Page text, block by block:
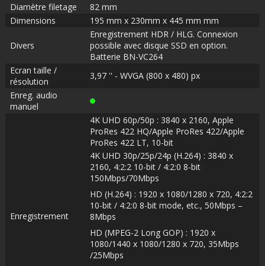
Diamètre filetage
82 mm
Dimensions
195 mm x 230mm x 445 mm mm
Divers
Enregistrement HDR / HLG. Connexion
possible avec disque SSD en option.
Batterie BN-VC264
Ecran taille /
résolution
3,97 '' - WVGA (800 x 480) px
Enreg. audio
manuel
Enregistrement
4K UHD 60p/50p : 3840 x 2160, Apple
ProRes 422 HQ/Apple ProRes 422/Apple
ProRes 422 LT, 10-bit
4K UHD 30p/25p/24p (H.264) : 3840 x
2160, 4:2:2 10-bit / 4:2:0 8-bit
150Mbps/70Mbps
HD (H.264) : 1920 x 1080/1280 x 720, 4:2:2
10-bit / 4:2:0 8-bit mode, etc., 50Mbps –
8Mbps
HD (MPEG-2 Long GOP) : 1920 x
1080/1440 x 1080/1280 x 720, 35Mbps
/25Mbps